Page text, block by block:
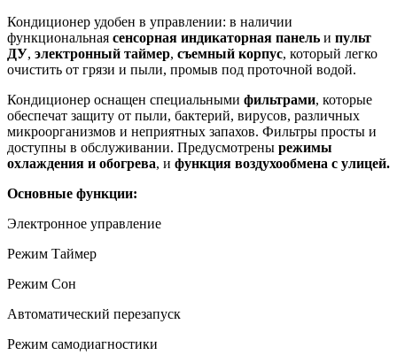
Кондиционер удобен в управлении: в наличии
функциональная сенсорная индикаторная панель и пульт
ДУ, электронный таймер, съемный корпус, который легко
очистить от грязи и пыли, промыв под проточной водой.
Кондиционер оснащен специальными фильтрами, которые
обеспечат защиту от пыли, бактерий, вирусов, различных
микроорганизмов и неприятных запахов. Фильтры просты и
доступны в обслуживании. Предусмотрены режимы
охлаждения и обогрева, и функция воздухообмена с улицей.
Основные функции:
Электронное управление
Режим Таймер
Режим Сон
Автоматический перезапуск
Режим самодиагностики